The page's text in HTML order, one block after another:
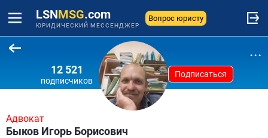
LSNMSG.com
ЮРИДИЧЕСКИЙ МЕССЕНДЖЕР
Вопрос юристу
12 521
подписчиков
Подписаться
...
Адвокат
Быков Игорь Борисович